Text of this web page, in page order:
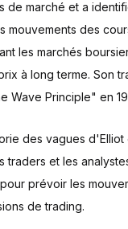
de marché et a
mouvements des
les marchés
à long terme. Son
Wave Principle" en
des vagues
traders et les
prévoir les
de trading.